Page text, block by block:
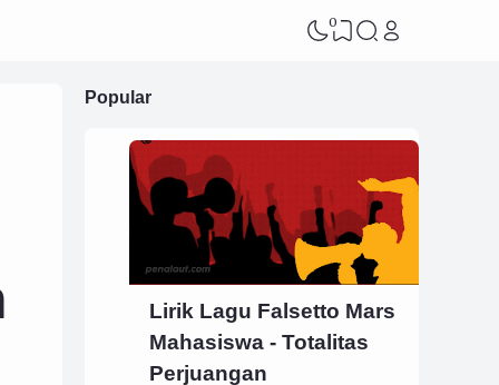
0
Popular
Lirik Lagu Falsetto Mars
Mahasiswa - Totalitas
Perjuangan